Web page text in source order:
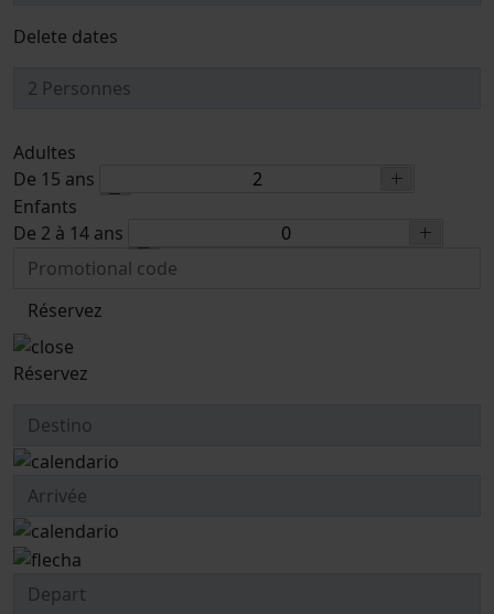
Delete dates
Adultes
De 15 ans
Enfants
De 2 à 14 ans
Réservez
Réservez